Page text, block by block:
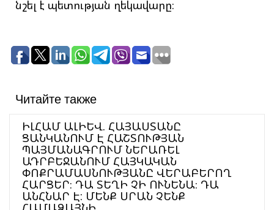
նշել է պետության ղեկավարը։
Читайте также
ԻԼՀԱՄ ԱԼԻԵՎ. ՀԱՅԱՍՏԱՆԸ
ՑԱՆԿԱՆՈՒՄ Է ՀԱՇՏՈՒԹՅԱՆ
ՊԱՅՄԱՆԱԳՐՈՒՄ ՆԵՐԱՌԵԼ
ԱԴՐԲԵՋԱՆՈՒՄ ՀԱՅԿԱԿԱՆ
ՓՈՔՐԱՄԱՍՆՈՒԹՅԱՆԸ ՎԵՐԱԲԵՐՈՂ
ՀԱՐՑԵՐ։ ԴԱ ՏԵՂԻ ՉԻ ՈՒՆԵՆԱ։ ԴԱ
ԱՆՀՆԱՐ Է: ՄԵՆՔ ՍՐԱՆ ՉԵՆՔ